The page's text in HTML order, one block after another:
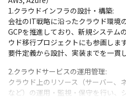
1.クラウドインフラの設計・構築:
会社のIT戦略に沿ったクラウド環境
GCPを推進しており、新規システム
ウド移行プロジェクトにも参画します
要件定義から設計、実装までを一貫
2.クラウドサービスの運用管理:
クラウド上のリソース（サーバー、
など）の運用・監視・保守を行い、